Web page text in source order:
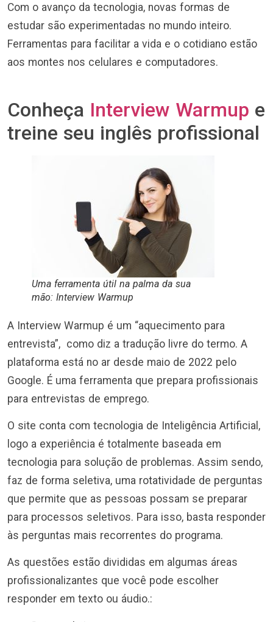
Com o avanço da tecnologia, novas formas de
estudar são experimentadas no mundo inteiro.
Ferramentas para facilitar a vida e o cotidiano estão
aos montes nos celulares e computadores.
Conheça Interview Warmup e
treine seu inglês profissional
Uma ferramenta útil na palma da sua
mão: Interview Warmup
A Interview Warmup é um “aquecimento para
entrevista”, como diz a tradução livre do termo. A
plataforma está no ar desde maio de 2022 pelo
Google. É uma ferramenta que prepara profissionais
para entrevistas de emprego.
O site conta com tecnologia de Inteligência Artificial,
logo a experiência é totalmente baseada em
tecnologia para solução de problemas. Assim sendo,
faz de forma seletiva, uma rotatividade de perguntas
que permite que as pessoas possam se preparar
para processos seletivos. Para isso, basta responder
às perguntas mais recorrentes do programa.
As questões estão divididas em algumas áreas
profissionalizantes que você pode escolher
responder em texto ou áudio.: